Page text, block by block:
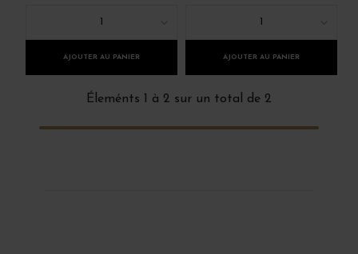
1
AJOUTER AU PANIER
1
AJOUTER AU PANIER
Éleménts 1 à 2 sur un total de 2